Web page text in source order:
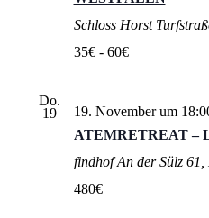
Schloss Horst
35€ - 60€
Do.
19
ATEMRETREAT –
19. November um
findhofAn der Sülz
480€